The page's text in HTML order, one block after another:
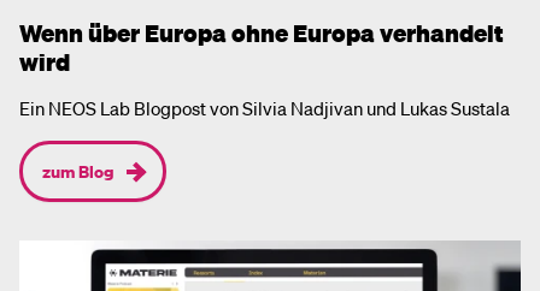
Wenn über Europa ohne Europa verhandelt
wird
Ein NEOS Lab Blogpost von Silvia Nadjivan und Lukas Sustala
zum Blog